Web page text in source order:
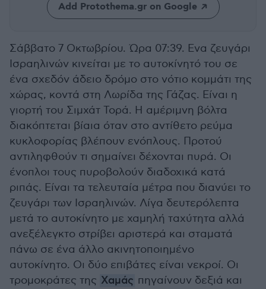
Add Protothema.gr on Google
Σάββατο 7 Οκτωβρίου. Ώρα 07:39. Ενα ζευγάρι
Ισραηλινών κινείται με το αυτοκίνητό του σε
ένα σχεδόν άδειο δρόμο στο νότιο κομμάτι της
χώρας, κοντά στη Λωρίδα της Γάζας. Είναι η
γιορτή του Σιμχάτ Τορά. Η αμέριμνη βόλτα
διακόπτεται βίαια όταν στο αντίθετο ρεύμα
κυκλοφορίας βλέπουν ενόπλους. Προτού
αντιληφθούν τι σημαίνει δέχονται πυρά. Οι
ένοπλοι τους πυροβολούν διαδοχικά κατά
ριπάς. Είναι τα τελευταία μέτρα που διανύει το
ζευγάρι των Ισραηλινών. Λίγα δευτερόλεπτα
μετά το αυτοκίνητο με χαμηλή ταχύτητα αλλά
ανεξέλεγκτο στρίβει αριστερά και σταματά
πάνω σε ένα άλλο ακινητοποιημένο
αυτοκίνητο. Οι δύο επιβάτες είναι νεκροί. Οι
τρομοκράτες της Χαμάς πηγαίνουν δεξιά και